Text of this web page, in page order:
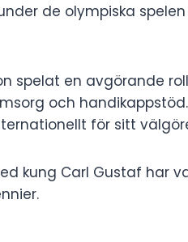
de olympiska spelen
spelat en avgörande
och
för sitt
kung Carl Gustaf har